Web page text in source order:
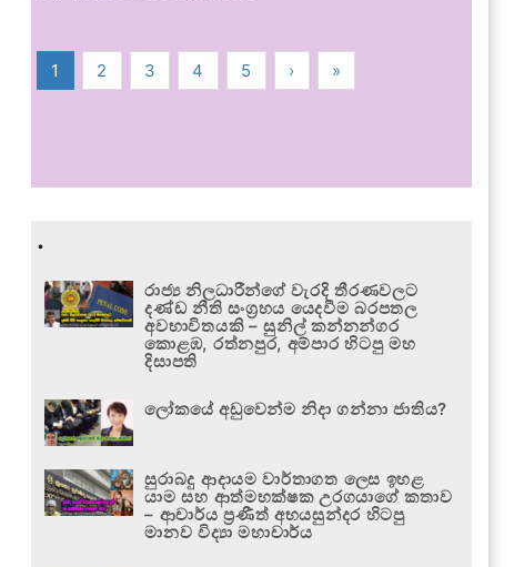
1 2 3 4 5 › »
.
රාජ්‍ය නිලධාරීන්ගේ වැරදි තීරණවලට
දණ්ඩ නීති සංග්‍රහය යෙදවීම බරපතල
අවභාවිතයකි – සුනිල් කන්නන්ගර
කොළඹ, රත්නපුර, අම්පාර හිටපු මහ
දිසාපති
ලෝකයේ අඩුවෙන්ම නිදා ගන්නා ජාතිය?
සුරාබදු ආදායම වාර්තාගත ලෙස ඉහළ
යාම සහ ආත්මභක්ෂක උරගයාගේ කතාව
– ආචාර්ය ප්‍රණීත් අභයසුන්දර හිටපු
මානව විද්‍යා මහාචාර්ය